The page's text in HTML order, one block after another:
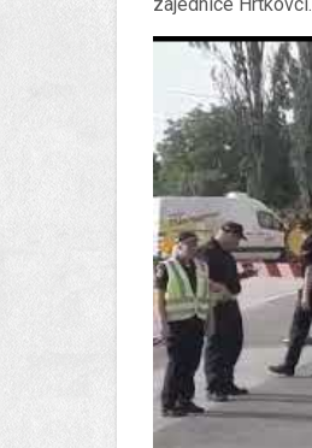
zajednice Hrtkovci.